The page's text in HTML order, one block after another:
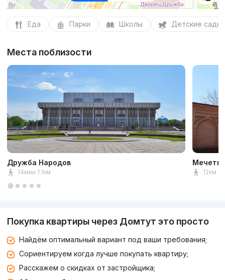
Еда Парки Школы Детские сады
Места поблизости
Дружба Народов
14мин 1.1км
Мечеть
12км
Покупка квартиры через Домтут это просто
Найдём оптимальный вариант под ваши требования;
Сориентируем когда лучше покупать квартиру;
Расскажем о скидках от застройщика;